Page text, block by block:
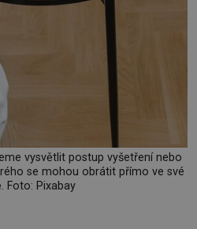
vysvětlit postup vyšetření nebo
se mohou obrátit přímo ve své
Foto: Pixabay